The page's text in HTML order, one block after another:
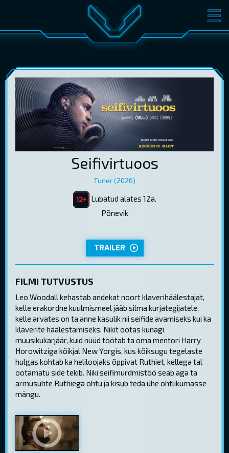
FILMID PILETID
KONVERENTS V-KLUBI
KINKEKAARDID
Seifivirtuoos
Tuner (2026)
Lubatud alates 12a.
Põnevik
TRAILER
FILMI TUTVUSTUS
Leo Woodall kehastab andekat noort klaverihäälestajat,
kelle erakordne kuulmismeel jääb silma kurjategijatele,
kelle arvates on ta anne kasulik nii seifide avamiseks kui ka
klaverite häälestamiseks. Nikit ootas kunagi
muusikukarjäär, kuid nüüd töötab ta oma mentori Harry
Horowitziga kõikjal New Yorgis, kus kõiksugu tegelaste
hulgas kohtab ka heliloojaks õppivat Ruthiet, kellega tal
ootamatu side tekib. Niki seifimurdmistöö seab aga ta
armusuhte Ruthiega ohtu ja kisub teda ühe ohtlikumasse
mängu.